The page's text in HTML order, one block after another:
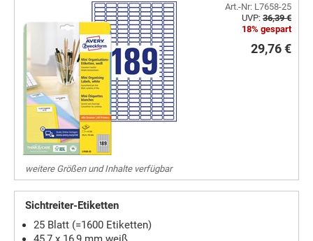
Art.-Nr: L7658-25
UVP: 36,39 €
18% gespart
29,76 €
weitere Größen und Inhalte verfügbar
Sichtreiter-Etiketten
25 Blatt (=1600 Etiketten)